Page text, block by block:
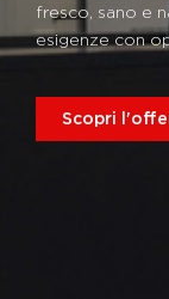
fresco, sano e
esigenze con
Scopri